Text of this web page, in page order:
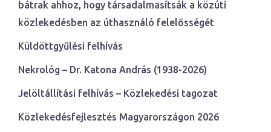
bátrak ahhoz, hogy társadalmasítsák a közúti
közlekedésben az úthasználó felelősségét
Küldöttgyűlési felhívás
Nekrológ – Dr. Katona András (1938-2026)
Jelöltállítási felhívás – Közlekedési tagozat
Közlekedésfejlesztés Magyarországon 2026